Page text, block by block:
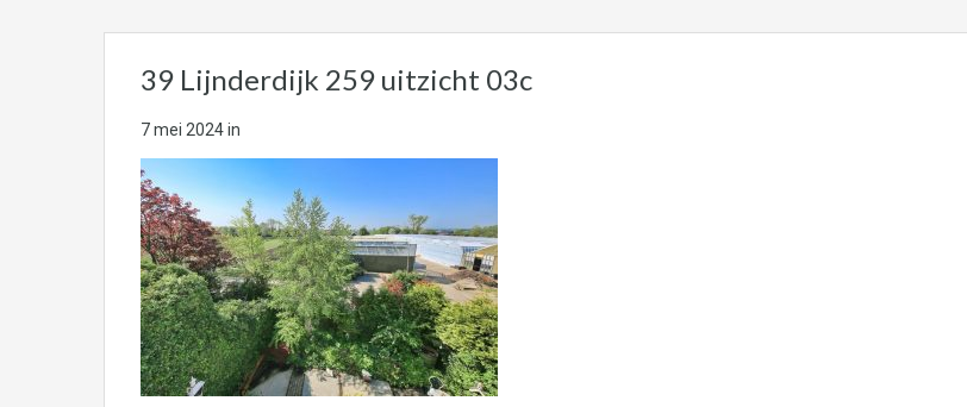
39 Lijnderdijk 259 uitzicht 03c
7 mei 2024in